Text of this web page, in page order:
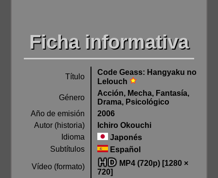
Ficha informativa
Título
Code Geass: Hangyaku no
Lelouch
Género
Acción, Mecha, Fantasía,
Drama, Psicológico
Año de emisión
2006
Autor (historia)
Ichiro Okouchi
Idioma
Japonés
Subtítulos
Español
Vídeo (formato)
MP4 (720p) [1280 ×
720]